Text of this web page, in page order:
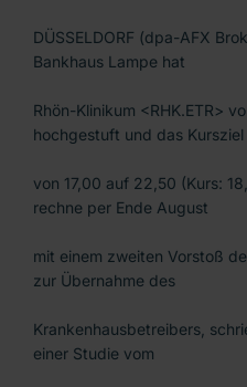
DÜSSELDORF (dpa-AFX
Bankhaus Lampe hat
Rhön-Klinikum <RHK.ETR>
hochgestuft und das Kursziel
von 17,00 auf 22,50 (Kurs:
rechne per Ende August
mit einem zweiten Vorstoß
zur Übernahme des
Krankenhausbetreibers,
einer Studie vom